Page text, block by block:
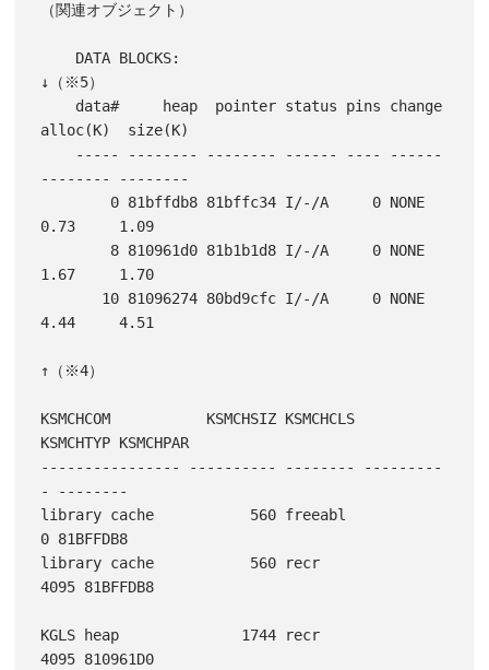
（関連オブジェクト）
↓（※5）
alloc(K)  size(K)
-------- --------
0.73     1.09
1.67     1.70
4.44     4.51
↑（※4）
KSMCHCOM           KSMCHSIZ KSMCHCLS
KSMCHTYP KSMCHPAR
---------------- ---------- -------- ---------
- --------
library cache           560 freeabl
0 81BFFDB8
library cache           560 recr
4095 81BFFDB8
KGLS heap              1744 recr
4095 810961D0